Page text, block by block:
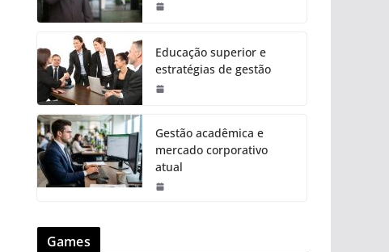
Educação superior e
estratégias de gestão
Gestão acadêmica e
mercado corporativo
atual
Games